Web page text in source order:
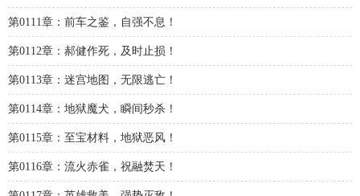
第0111章：前车之鉴，自强不息！
第0112章：郝健作死，及时止损！
第0113章：迷宫地图，无限逃亡！
第0114章：地狱魔犬，瞬间秒杀！
第0115章：至宝材料，地狱恶风！
第0116章：流火赤雀，祝融焚天！